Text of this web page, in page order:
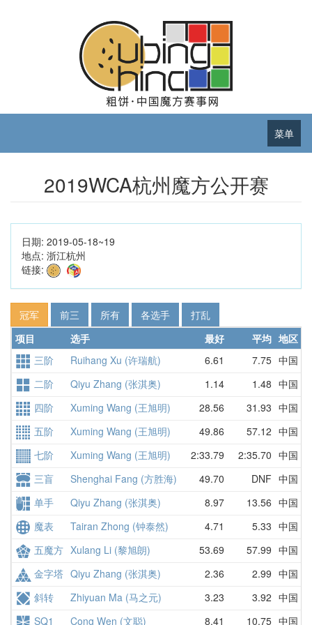
菜单
2019WCA杭州魔方公开赛
日期: 2019-05-18~19
地点: 浙江杭州
链接:
冠军 前三 所有 各选手
打乱
项目
选手 最好 平均 地区
三阶
Ruihang Xu (许瑞航) 6.61 7.75 中国
二阶 Qiyu Zhang (张淇奥) 1.14 1.48 中国
四阶 Xuming Wang (王旭明) 28.56 31.93 中国
五阶 Xuming Wang (王旭明) 49.86 57.12 中国
七阶 Xuming Wang (王旭明) 2:33.79 2:35.70 中国
三盲 Shenghai Fang (方胜海) 49.70 DNF 中国
单手 Qiyu Zhang (张淇奥) 8.97 13.56 中国
魔表 Tairan Zhong (钟泰然) 4.71 5.33 中国
五魔方 Xulang Li (黎旭朗) 53.69 57.99 中国
金字塔 Qiyu Zhang (张淇奥) 2.36 2.99 中国
斜转 Zhiyuan Ma (马之元) 3.23 3.92 中国
SQ1 Cong Wen (文聪) 8.41 10.75 中国